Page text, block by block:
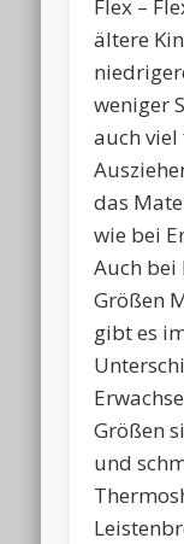
Flex –
ältere
weniger
auch
das
wie bei
Auch bei
Größen
gibt es
Größen
und